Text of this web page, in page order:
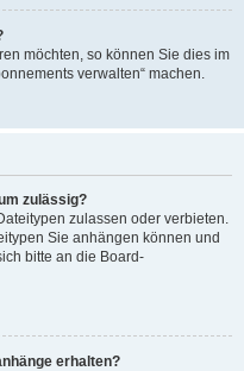
möchten, so können Sie dies im
verwalten“ machen.
zulässig?
zulassen oder verbieten.
Sie anhängen können und
bitte an die Board-
erhalten?